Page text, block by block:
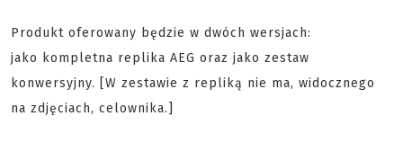
Produkt oferowany będzie w dwóch wersjach:
jako kompletna replika AEG oraz jako zestaw
konwersyjny. [W zestawie z repliką nie ma, widocznego
na zdjęciach, celownika.]